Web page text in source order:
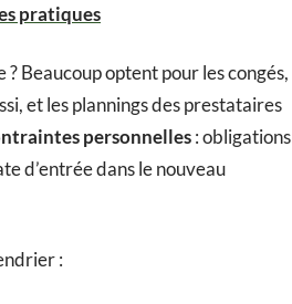
pratiques
Beaucoup optent pour les congés,
et les plannings des prestataires
personnelles: obligations
d’entrée dans le nouveau
: